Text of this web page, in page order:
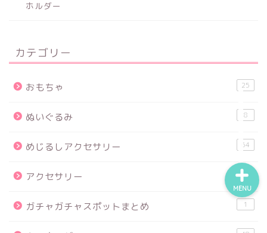
ホルダー
カテゴリー
おもちゃ 25
ぬいぐるみ 8
めじるしアクセサリー 64
アクセサリー 9
ガチャガチャスポットまとめ 1
MENU